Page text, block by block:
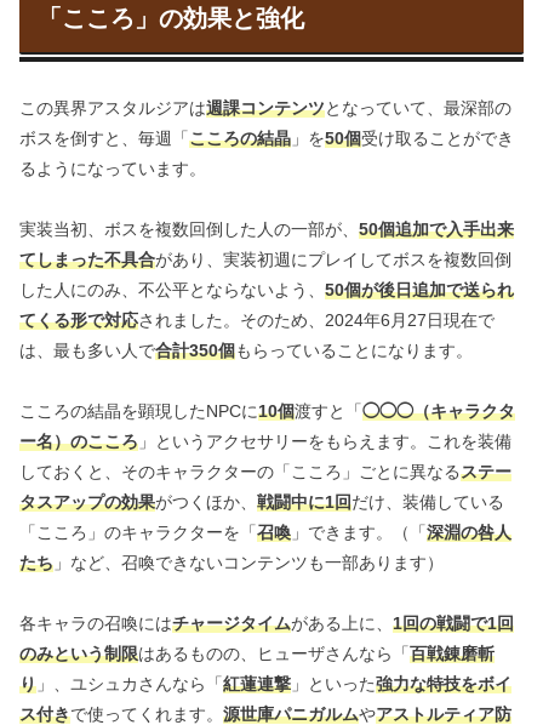
「こころ」の効果と強化
この異界アスタルジアは週課コンテンツとなっていて、最深部の
ボスを倒すと、毎週「こころの結晶 」を50個受け取ることができ
るようになっています。
実装当初、ボスを複数回倒した人の一部が、 50個追加で入手出来
てしまった不具合があり、実装初週にプレイしてボスを複数回倒
した人にのみ、不公平とならないよう、 50個が後日追加で送られ
てくる形で対応されました。そのため、2024年6月27日現在で
は、最も多い人で合計350個もらっていることになります。
こころの結晶を顕現したNPCに10個渡すと「◯◯◯（キャラクタ
ー名）のこころ 」というアクセサリーをもらえます。これを装備
しておくと、そのキャラクターの「こころ」ごとに異なるステー
タスアップの効果がつくほか、 戦闘中に1回だけ、装備している
「こころ」のキャラクターを「召喚 」できます。（「深淵の咎人
たち 」など、召喚できないコンテンツも一部あります）
各キャラの召喚にはチャージタイムがある上に、 1回の戦闘で1回
のみという制限はあるものの、ヒューザさんなら「百戦錬磨斬
り 」、ユシュカさんなら「紅蓮連撃 」といった強力な特技をボイ
ス付きで使ってくれます。 源世庫パニガルムやアストルティア防